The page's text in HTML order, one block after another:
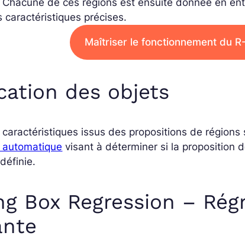
caractéristiques précises.
Maîtriser le fonctionnement du
des objets
issus des propositions de
visant à déterminer si la proposition
Box Regression –